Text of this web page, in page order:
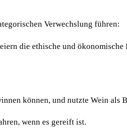
Verwechslung führen:
die ethische und
können, und nutzte Wein als
wenn es gereift ist.